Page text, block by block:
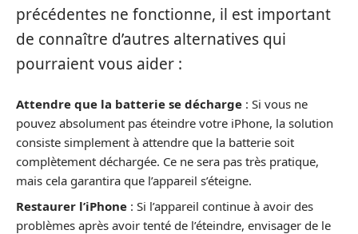
précédentes ne fonctionne, il est important
de connaître d’autres alternatives qui
pourraient vous aider :
Attendre que la batterie se décharge : Si vous ne
pouvez absolument pas éteindre votre iPhone, la solution
consiste simplement à attendre que la batterie soit
complètement déchargée. Ce ne sera pas très pratique,
mais cela garantira que l’appareil s’éteigne.
Restaurer l’iPhone : Si l’appareil continue à avoir des
problèmes après avoir tenté de l’éteindre, envisager de le